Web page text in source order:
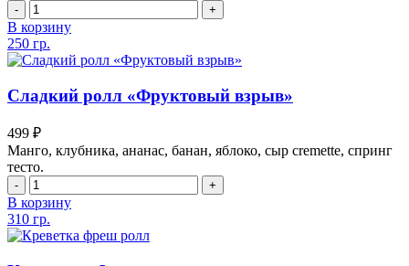
В корзину
250 гр.
Сладкий ролл «Фруктовый взрыв»
499 ₽
Манго, клубника, ананас, банан, яблоко, сыр cremette, спринг
тесто.
В корзину
310 гр.